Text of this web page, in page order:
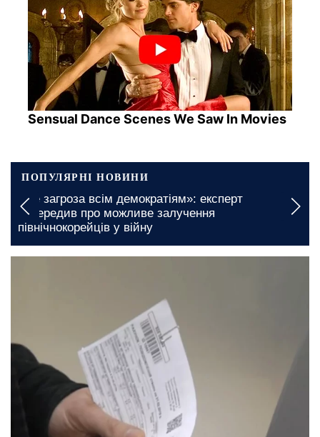
Sensual Dance Scenes We Saw In Movies
ПОПУЛЯРНІ НОВИНИ
«Це загроза всім демократіям»: експерт
попередив про можливе залучення
північнокорейців у війну